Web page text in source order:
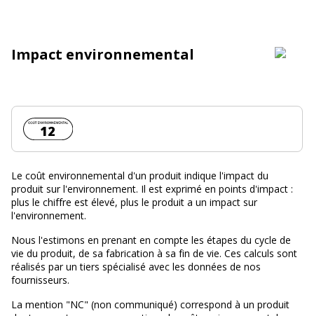
Impact environnemental
Coût environnemental :
12
Le coût environnemental d'un produit indique l'impact du
produit sur l'environnement. Il est exprimé en points d'impact :
plus le chiffre est élevé, plus le produit a un impact sur
l'environnement.
Nous l'estimons en prenant en compte les étapes du cycle de
vie du produit, de sa fabrication à sa fin de vie. Ces calculs sont
réalisés par un tiers spécialisé avec les données de nos
fournisseurs.
La mention "NC" (non communiqué) correspond à un produit